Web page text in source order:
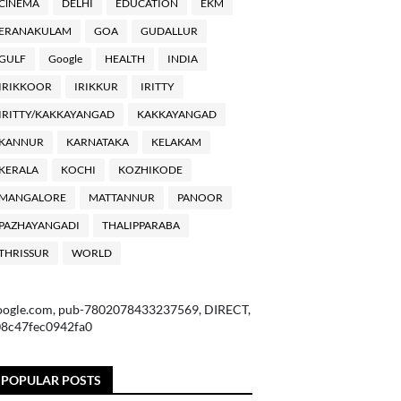
DELHI EDUCATION EKM
GOA GUDALLUR
Google HEALTH INDIA
IRIKKUR IRITTY
KAKKAYANGAD KAKKAYANGAD
KARNATAKA KELAKAM
KOCHI KOZHIKODE
MATTANNUR PANOOR
THALIPPARABA
WORLD
pub-7802078433237569, DIRECT,
POPULAR POSTS